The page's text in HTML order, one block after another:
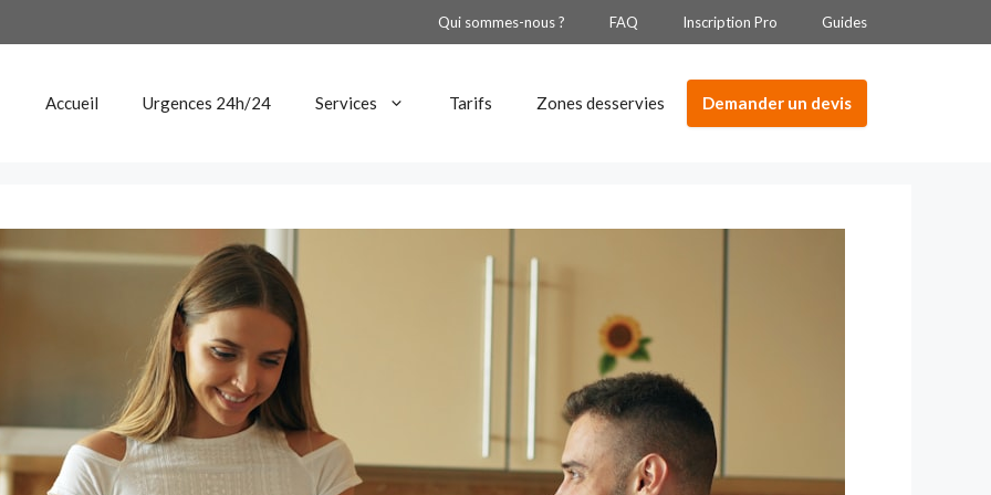
Qui sommes-nous ? FAQ Inscription Pro Guides
Accueil Urgences 24h/24 Services Tarifs Zones desservies Demander un devis